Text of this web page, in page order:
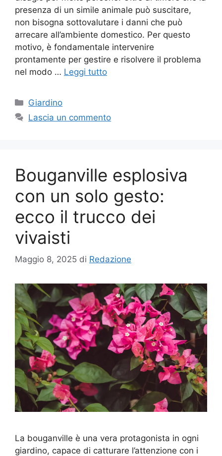
presenza di un simile animale può suscitare,
non bisogna sottovalutare i danni che può
arrecare all’ambiente domestico. Per questo
motivo, è fondamentale intervenire
prontamente per gestire e risolvere il problema
nel modo … Leggi tutto
Categorie
Giardino
Lascia un commento
Bouganville esplosiva
con un solo gesto:
ecco il trucco dei
vivaisti
Maggio 8, 2025 di Redazione
La bouganville è una vera protagonista in ogni
giardino, capace di catturare l’attenzione con i